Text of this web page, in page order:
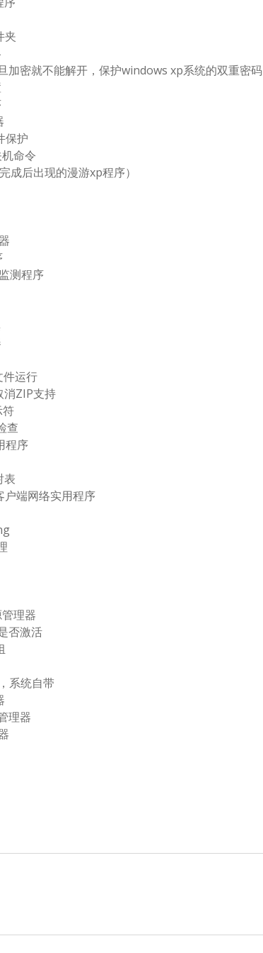
夹
加密就不能解开，保护windows xp系统的双重密码
保护
命令
后出现的漫游xp程序）
测程序
运行
ZIP支持
查
程序
表
户端网络实用程序
理器
否激活
系统自带
理器